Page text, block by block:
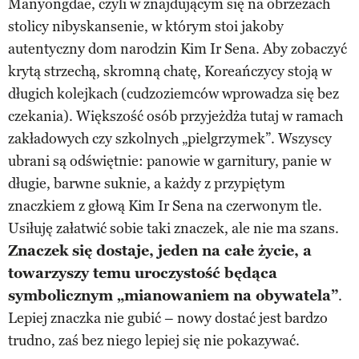
Manyongdae, czyli w znajdującym się na obrzeżach
stolicy niby­skansenie, w którym stoi jakoby
autentyczny dom narodzin Kim Ir Sena. Aby zobaczyć
krytą strzechą, skromną chatę, Koreańczycy stoją w
długich kolejkach (cudzoziemców wprowadza się bez
czekania). Większość osób przyjeżdża tutaj w ramach
zakładowych czy szkolnych „pielgrzymek”. Wszyscy
ubrani są odświętnie: panowie w garnitury, panie w
długie, barwne suknie, a każdy z przypiętym
znaczkiem z głową Kim Ir Sena na czerwonym tle.
Usiłuję załatwić sobie taki znaczek, ale nie ma szans.
Znaczek się dostaje, jeden na całe życie, a
towarzyszy temu uroczystość będąca
symbolicznym „mianowaniem na obywatela”.
Lepiej znaczka nie gubić – nowy dostać jest bardzo
trudno, zaś bez niego lepiej się nie pokazywać.